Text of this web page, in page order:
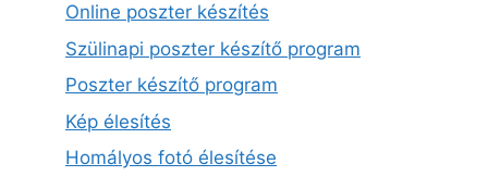
Online poszter készítés
Szülinapi poszter készítő program
Poszter készítő program
Kép élesítés
Homályos fotó élesítése